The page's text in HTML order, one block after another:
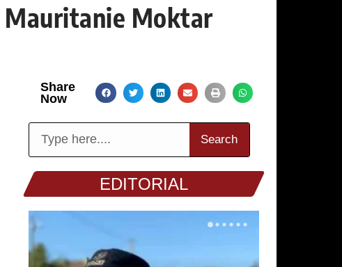
Mauritanie Moktar
Share
Now
Search
EDITORIAL